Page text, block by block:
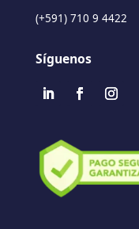
(+591) 710 9 4422
Síguenos